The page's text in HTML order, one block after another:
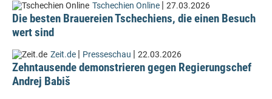
Tschechien Online 27.03.2026
Die besten Brauereien Tschechiens, die einen Besuch
wert sind
Zeit.de Presseschau 22.03.2026
Zehntausende demonstrieren gegen Regierungschef
Andrej Babiš